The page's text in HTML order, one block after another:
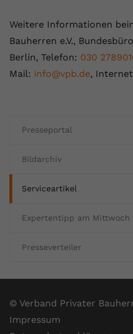
Presseportal
Bildarchiv
Serviceartikel
Expertentipp am Mittwoch
Presseverteiler
Weitere Informationen
Bauherren e.V.,
Berlin, Telefon: 030
Mail: info@vpb.de,
© Verband Privater
Impressum